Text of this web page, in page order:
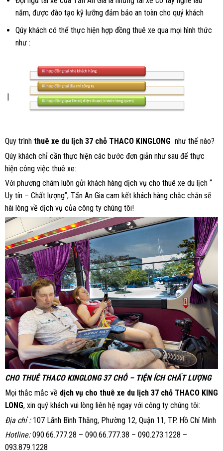
năm, được đào tạo kỹ lưỡng đảm bảo an toàn cho quý khách
Qúy khách có thể thực hiện hợp đồng thuê xe qua mọi hình thức
như :
Quy trình thuê xe du lịch 37 chỗ THACO KINGLONG như thế nào?
Qúy khách chỉ cần thực hiện các bước đơn giản như sau để thực
hiện công việc thuê xe:
Với phương châm luôn gửi khách hàng dịch vụ cho thuê xe du lịch “
Uy tín – Chất lượng”, Tấn An Gia cam kết khách hàng chắc chắn sẽ
hài lòng về dịch vụ của công ty chúng tôi!
CHO THUÊ THACO KINGLONG 37 CHỖ – TIỆN ÍCH CHẤT LƯỢNG
Mọi thắc mắc về dịch vụ cho thuê xe du lịch 37 chỗ THACO KING
LONG, xin quý khách vui lòng liên hệ ngay với công ty chúng tôi:
Địa chỉ :107 Lãnh Bình Thăng, Phường 12, Quận 11, TP. Hồ Chí Minh
Hotline:090.66.777.28 – 090.66.777.38 – 090.273.1228 –
093.879.1228